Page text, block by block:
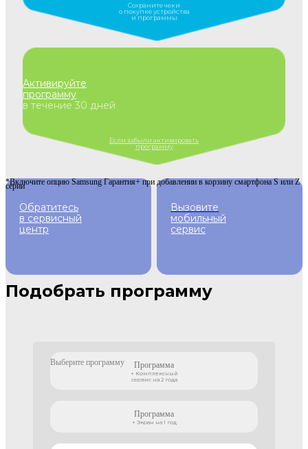
Сохраните чеки
о покупке устройства
и программы
Активируйте
программу
в течение 30 дней
Если забыли активировать
программу
Обратитесь
в сервисный
центр
Вызовите
мобильный
сервис
*Включите опцию Samsung Гарантия+ при добавлении в корзину смартфона S или Z
серии
Подобрать программу
Выберите программу Программа
+ Комплексный
сервис на 2 года
Программа
+ Экран на 1 год